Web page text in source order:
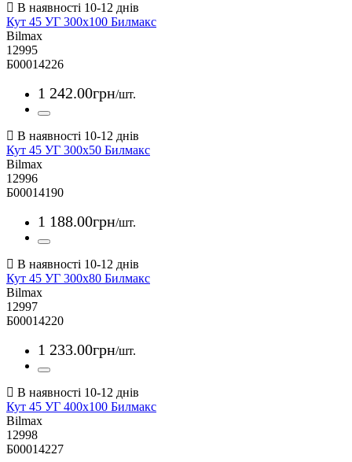
Кут 45 УГ 300х100 Билмакс
Bilmax
12995
Б00014226
1 242.00грн/шт.
Кут 45 УГ 300х50 Билмакс
Bilmax
12996
Б00014190
1 188.00грн/шт.
Кут 45 УГ 300х80 Билмакс
Bilmax
12997
Б00014220
1 233.00грн/шт.
Кут 45 УГ 400х100 Билмакс
Bilmax
12998
Б00014227